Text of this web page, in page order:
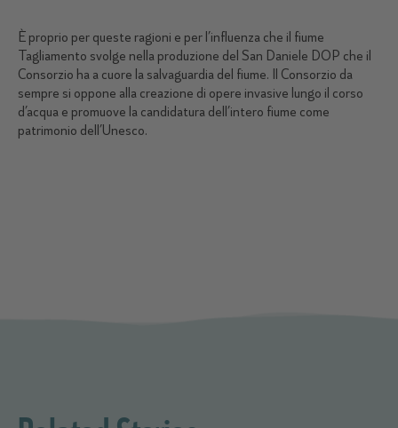
È proprio per queste ragioni e per l’influenza che il fiume
Tagliamento svolge nella produzione del San Daniele DOP che il
Consorzio ha a cuore la salvaguardia del fiume. Il Consorzio da
sempre si oppone alla creazione di opere invasive lungo il corso
d’acqua e promuove la candidatura dell’intero fiume come
patrimonio dell’Unesco.